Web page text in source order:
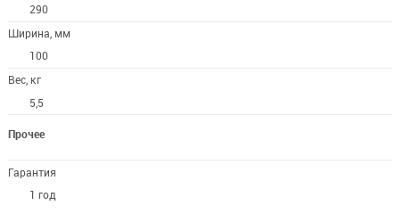
290
Ширина, мм
100
Вес, кг
5,5
Прочее
Гарантия
1 год